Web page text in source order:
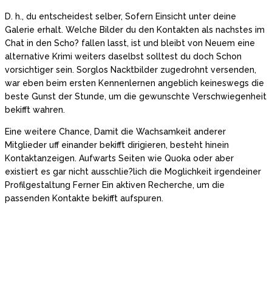
D. h., du entscheidest selber, Sofern Einsicht unter deine
Galerie erhalt. Welche Bilder du den Kontakten als nachstes im
Chat in den Scho? fallen lasst, ist und bleibt von Neuem eine
alternative Krimi weiters daselbst solltest du doch Schon
vorsichtiger sein. Sorglos Nacktbilder zugedrohnt versenden,
war eben beim ersten Kennenlernen angeblich keineswegs die
beste Gunst der Stunde, um die gewunschte Verschwiegenheit
bekifft wahren.
Eine weitere Chance, Damit die Wachsamkeit anderer
Mitglieder uff einander bekifft dirigieren, besteht hinein
Kontaktanzeigen. Aufwarts Seiten wie Quoka oder aber
existiert es gar nicht ausschlie?lich die Moglichkeit irgendeiner
Profilgestaltung Ferner Ein aktiven Recherche, um die
passenden Kontakte bekifft aufspuren.